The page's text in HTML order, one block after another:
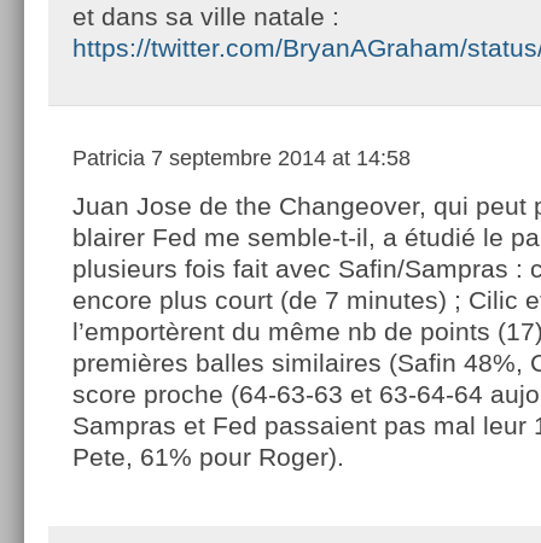
et dans sa ville natale :
https://twitter.com/BryanAGraham/
Patricia 7 septembre 2014 at 14:58
Juan Jose de the Changeover, qui peut
blairer Fed me semble-t-il, a étudié le
plusieurs fois fait avec Safin/Sampras :
encore plus court (de 7 minutes) ; Cilic
l’emportèrent du même nb de points
premières balles similaires (Safin 48%,
score proche (64-63-63 et 63-64-64
Sampras et Fed passaient pas mal leur
Pete, 61% pour Roger).